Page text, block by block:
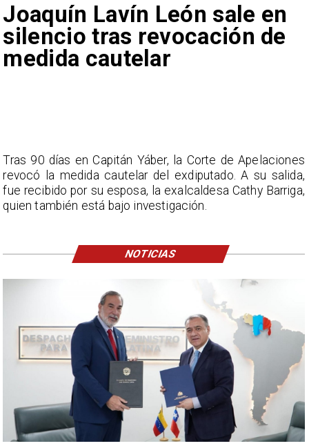
Joaquín Lavín León sale en
silencio tras revocación de
medida cautelar
Tras 90 días en Capitán Yáber, la Corte de Apelaciones
revocó la medida cautelar del exdiputado. A su salida,
fue recibido por su esposa, la exalcaldesa Cathy Barriga,
quien también está bajo investigación.
NOTICIAS